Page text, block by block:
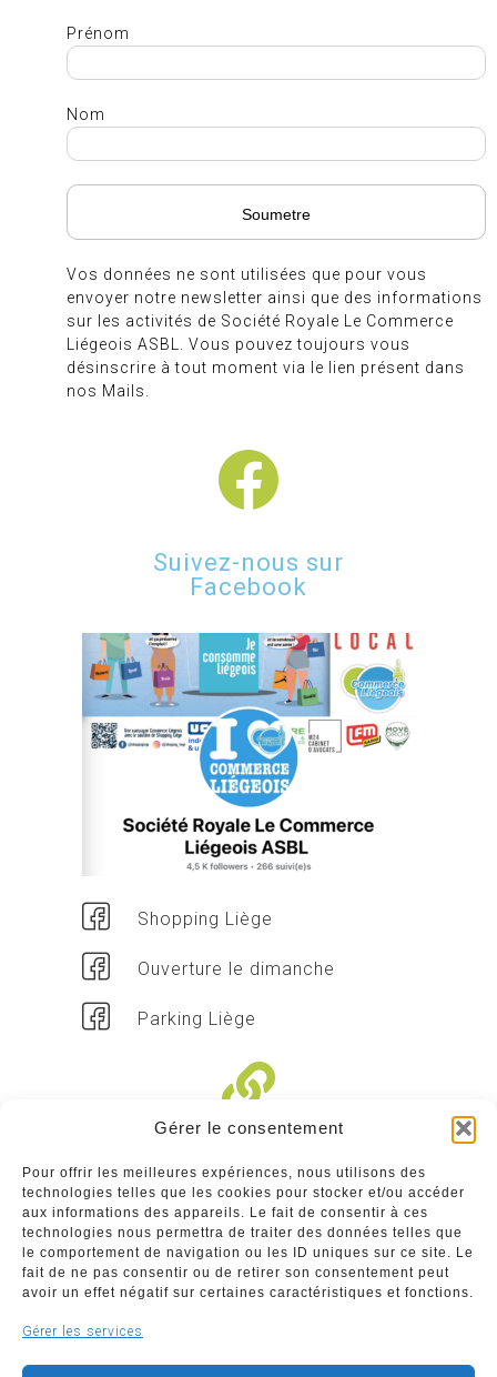
Gérer le consentement
Pour offrir les meilleures expériences, nous utilisons des
technologies telles que les cookies pour stocker et/ou accéder
aux informations des appareils. Le fait de consentir à ces
technologies nous permettra de traiter des données telles que
le comportement de navigation ou les ID uniques sur ce site. Le
fait de ne pas consentir ou de retirer son consentement peut
avoir un effet négatif sur certaines caractéristiques et fonctions.
Gérer les services
Prénom
Nom
Vos données ne sont utilisées que pour vous
envoyer notre newsletter ainsi que des informations
sur les activités de Société Royale Le Commerce
Liégeois ASBL. Vous pouvez toujours vous
désinscrire à tout moment via le lien présent dans
nos Mails.
Suivez-nous sur
Facebook
Shopping Liège
Ouverture le dimanche
Parking Liège
Commerçants
Annuaire des commerçants : insérez gratuitement
votre activité dans notre annuaire sur notre site ci-
dessous